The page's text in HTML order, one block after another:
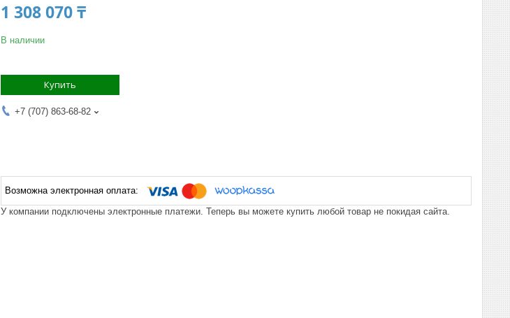
1 308 070 ₸
В наличии
Купить
+7 (707) 863-68-82
У компании подключены электронные платежи. Теперь вы можете купить любой товар не покидая сайта.